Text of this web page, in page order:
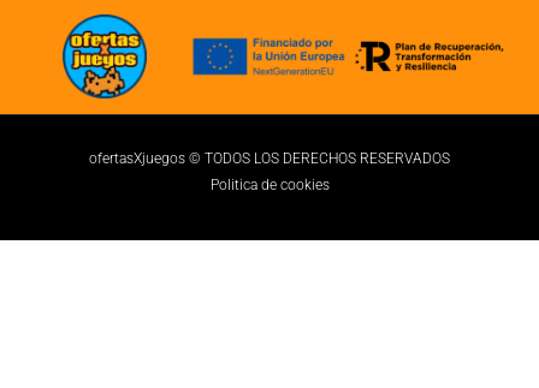
ofertasXjuegos © TODOS LOS DERECHOS RESERVADOS
Politica de cookies